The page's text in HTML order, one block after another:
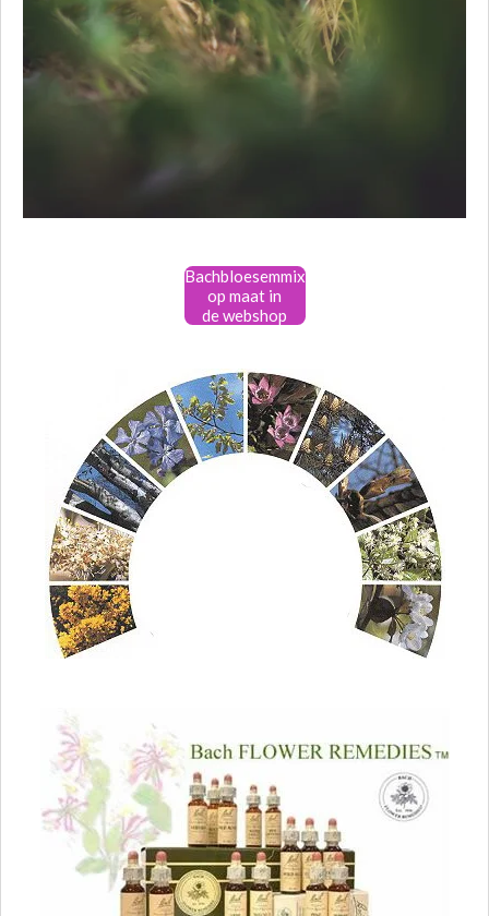
Bachbloesemmix
op maat in
de webshop